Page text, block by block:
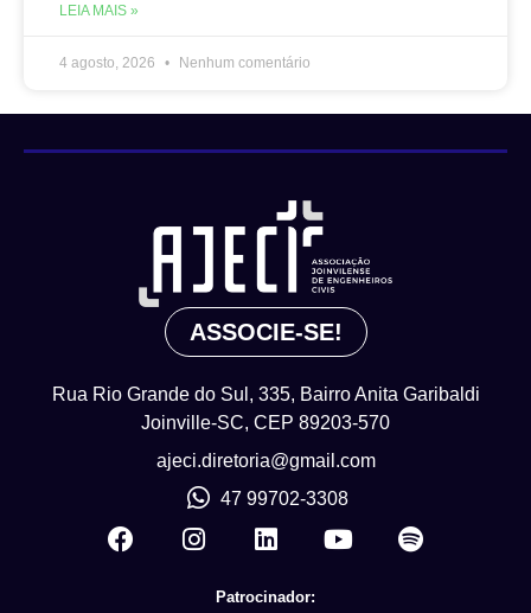
LEIA MAIS »
4 agosto, 2026 Nenhum comentário
ASSOCIE-SE!
Rua Rio Grande do Sul, 335, Bairro Anita Garibaldi
Joinville-SC, CEP 89203-570
ajeci.diretoria@gmail.com
47 99702-3308
Patrocinador: